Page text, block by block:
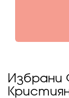
Избрани